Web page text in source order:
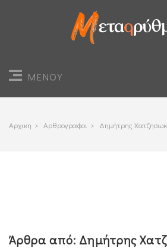
ΜΕΝΟΥ
Αρχικη > Αρθρογραφοι > Δημήτρης
Άρθρα από: Δημήτρης